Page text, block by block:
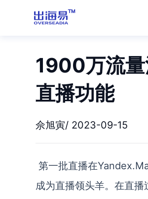
1900万流
直播功能
佘旭寅/ 2023-09-15
第一批直播在
成为直播领头羊。在直